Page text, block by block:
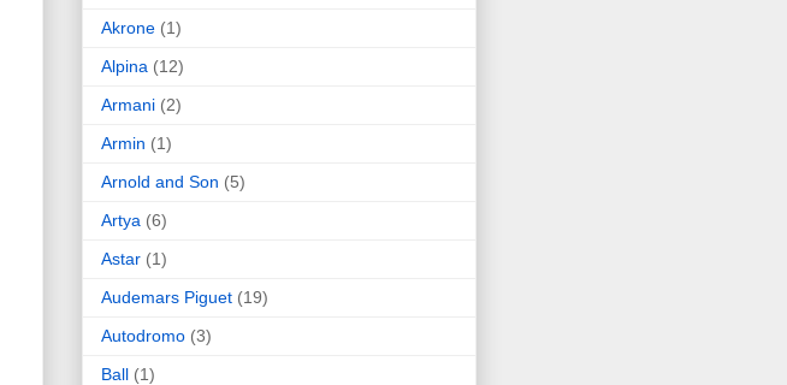
Akrone (1)
Alpina (12)
Armani (2)
Armin (1)
Arnold and Son (5)
Artya (6)
Astar (1)
Audemars Piguet (19)
Autodromo (3)
Ball (1)